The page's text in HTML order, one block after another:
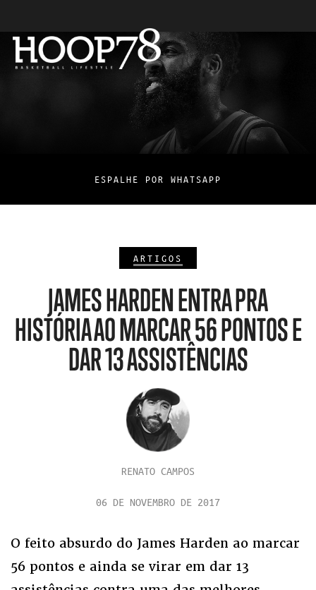
ESPALHE POR WHATSAPP
ARTIGOS
JAMES HARDEN ENTRA PRA
HISTÓRIA AO MARCAR 56 PONTOS E
DAR 13 ASSISTÊNCIAS
RENATO CAMPOS
06 DE NOVEMBRO DE 2017
O feito absurdo do James Harden ao marcar
56 pontos e ainda se virar em dar 13